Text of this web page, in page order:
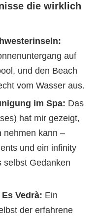
die wirklich
auf
und den Beach
vom Wasser aus.
im Spa: Das
hat mir gezeigt,
nehmen kann –
und ein infinity
selbst Gedanken
Vedrà: Ein
der erfahrene